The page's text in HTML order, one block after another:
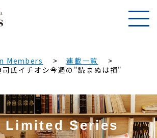
Members
連載一覧
氏イチオシ今週の"読まぬは損"
Limited Series